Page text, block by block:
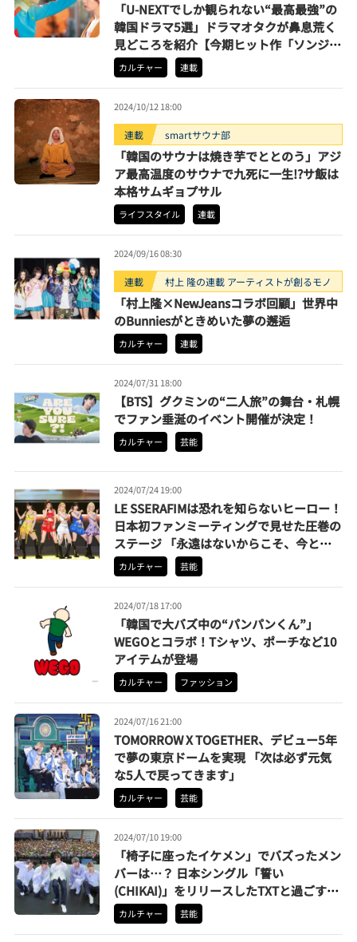
「U-NEXTでしか観られない“最高最強”の
韓国ドラマ5選」ドラマオタクが鼻息荒く
見どころを紹介【今期ヒット作「ソンジェ
背負って走れ」ほか】
カルチャー 連載
2024/10/12 18:00
連載 smartサウナ部
「韓国のサウナは焼き芋でととのう」アジ
ア最高温度のサウナで九死に一生!?サ飯は
本格サムギョプサル
ライフスタイル 連載
2024/09/16 08:30
連載 村上 隆の連載 アーティストが創るモノ
「村上隆×NewJeansコラボ回顧」世界中
のBunniesがときめいた夢の邂逅
カルチャー 連載
2024/07/31 18:00
【BTS】グクミンの“二人旅”の舞台・札幌
でファン垂涎のイベント開催が決定！
カルチャー 芸能
2024/07/24 19:00
LE SSERAFIMは恐れを知らないヒーロー！
日本初ファンミーティングで見せた圧巻の
ステージ 「永遠はないからこそ、今とい
う時間が大切」
カルチャー 芸能
2024/07/18 17:00
「韓国で大バズ中の“パンパンくん”」
WEGOとコラボ！Tシャツ、ポーチなど10
アイテムが登場
カルチャー ファッション
2024/07/16 21:00
TOMORROW X TOGETHER、デビュー5年
で夢の東京ドームを実現 「次は必ず元気
な5人で戻ってきます」
カルチャー 芸能
2024/07/10 19:00
「椅子に座ったイケメン」でバズったメン
バーは…？ 日本シングル「誓い
(CHIKAI)」をリリースしたTXTと過ごすロ
マンチックな夏がスタート
カルチャー 芸能